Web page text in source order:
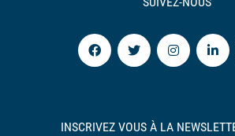
INSCRIVEZ VOUS À LA